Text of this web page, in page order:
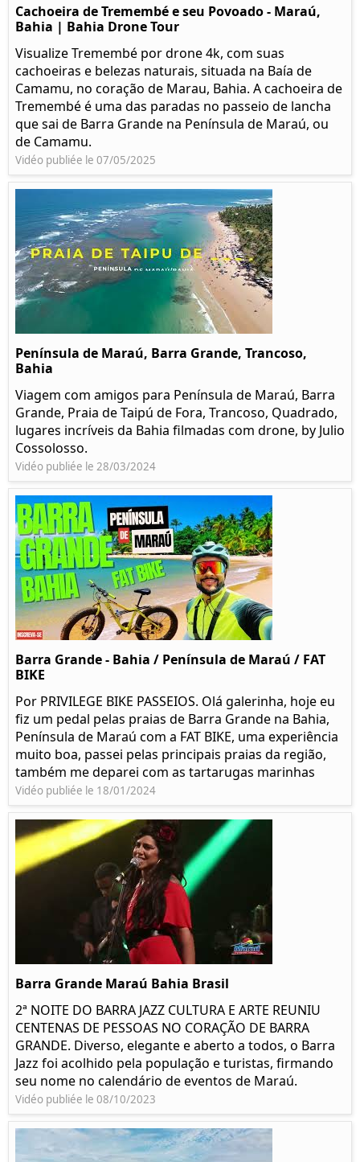
Cachoeira de Tremembé e seu Povoado - Maraú,
Bahia | Bahia Drone Tour
Visualize Tremembé por drone 4k, com suas
cachoeiras e belezas naturais, situada na Baía de
Camamu, no coração de Marau, Bahia. A cachoeira de
Tremembé é uma das paradas no passeio de lancha
que sai de Barra Grande na Península de Maraú, ou
de Camamu.
Vidéo publiée le 07/05/2025
Península de Maraú, Barra Grande, Trancoso,
Bahia
Viagem com amigos para Península de Maraú, Barra
Grande, Praia de Taipú de Fora, Trancoso, Quadrado,
lugares incríveis da Bahia filmadas com drone, by Julio
Cossolosso.
Vidéo publiée le 28/03/2024
Barra Grande - Bahia / Península de Maraú / FAT
BIKE
Por PRIVILEGE BIKE PASSEIOS. Olá galerinha, hoje eu
fiz um pedal pelas praias de Barra Grande na Bahia,
Península de Maraú com a FAT BIKE, uma experiência
muito boa, passei pelas principais praias da região,
também me deparei com as tartarugas marinhas
Vidéo publiée le 18/01/2024
Barra Grande Maraú Bahia Brasil
2ª NOITE DO BARRA JAZZ CULTURA E ARTE REUNIU
CENTENAS DE PESSOAS NO CORAÇÃO DE BARRA
GRANDE. Diverso, elegante e aberto a todos, o Barra
Jazz foi acolhido pela população e turistas, firmando
seu nome no calendário de eventos de Maraú.
Vidéo publiée le 08/10/2023